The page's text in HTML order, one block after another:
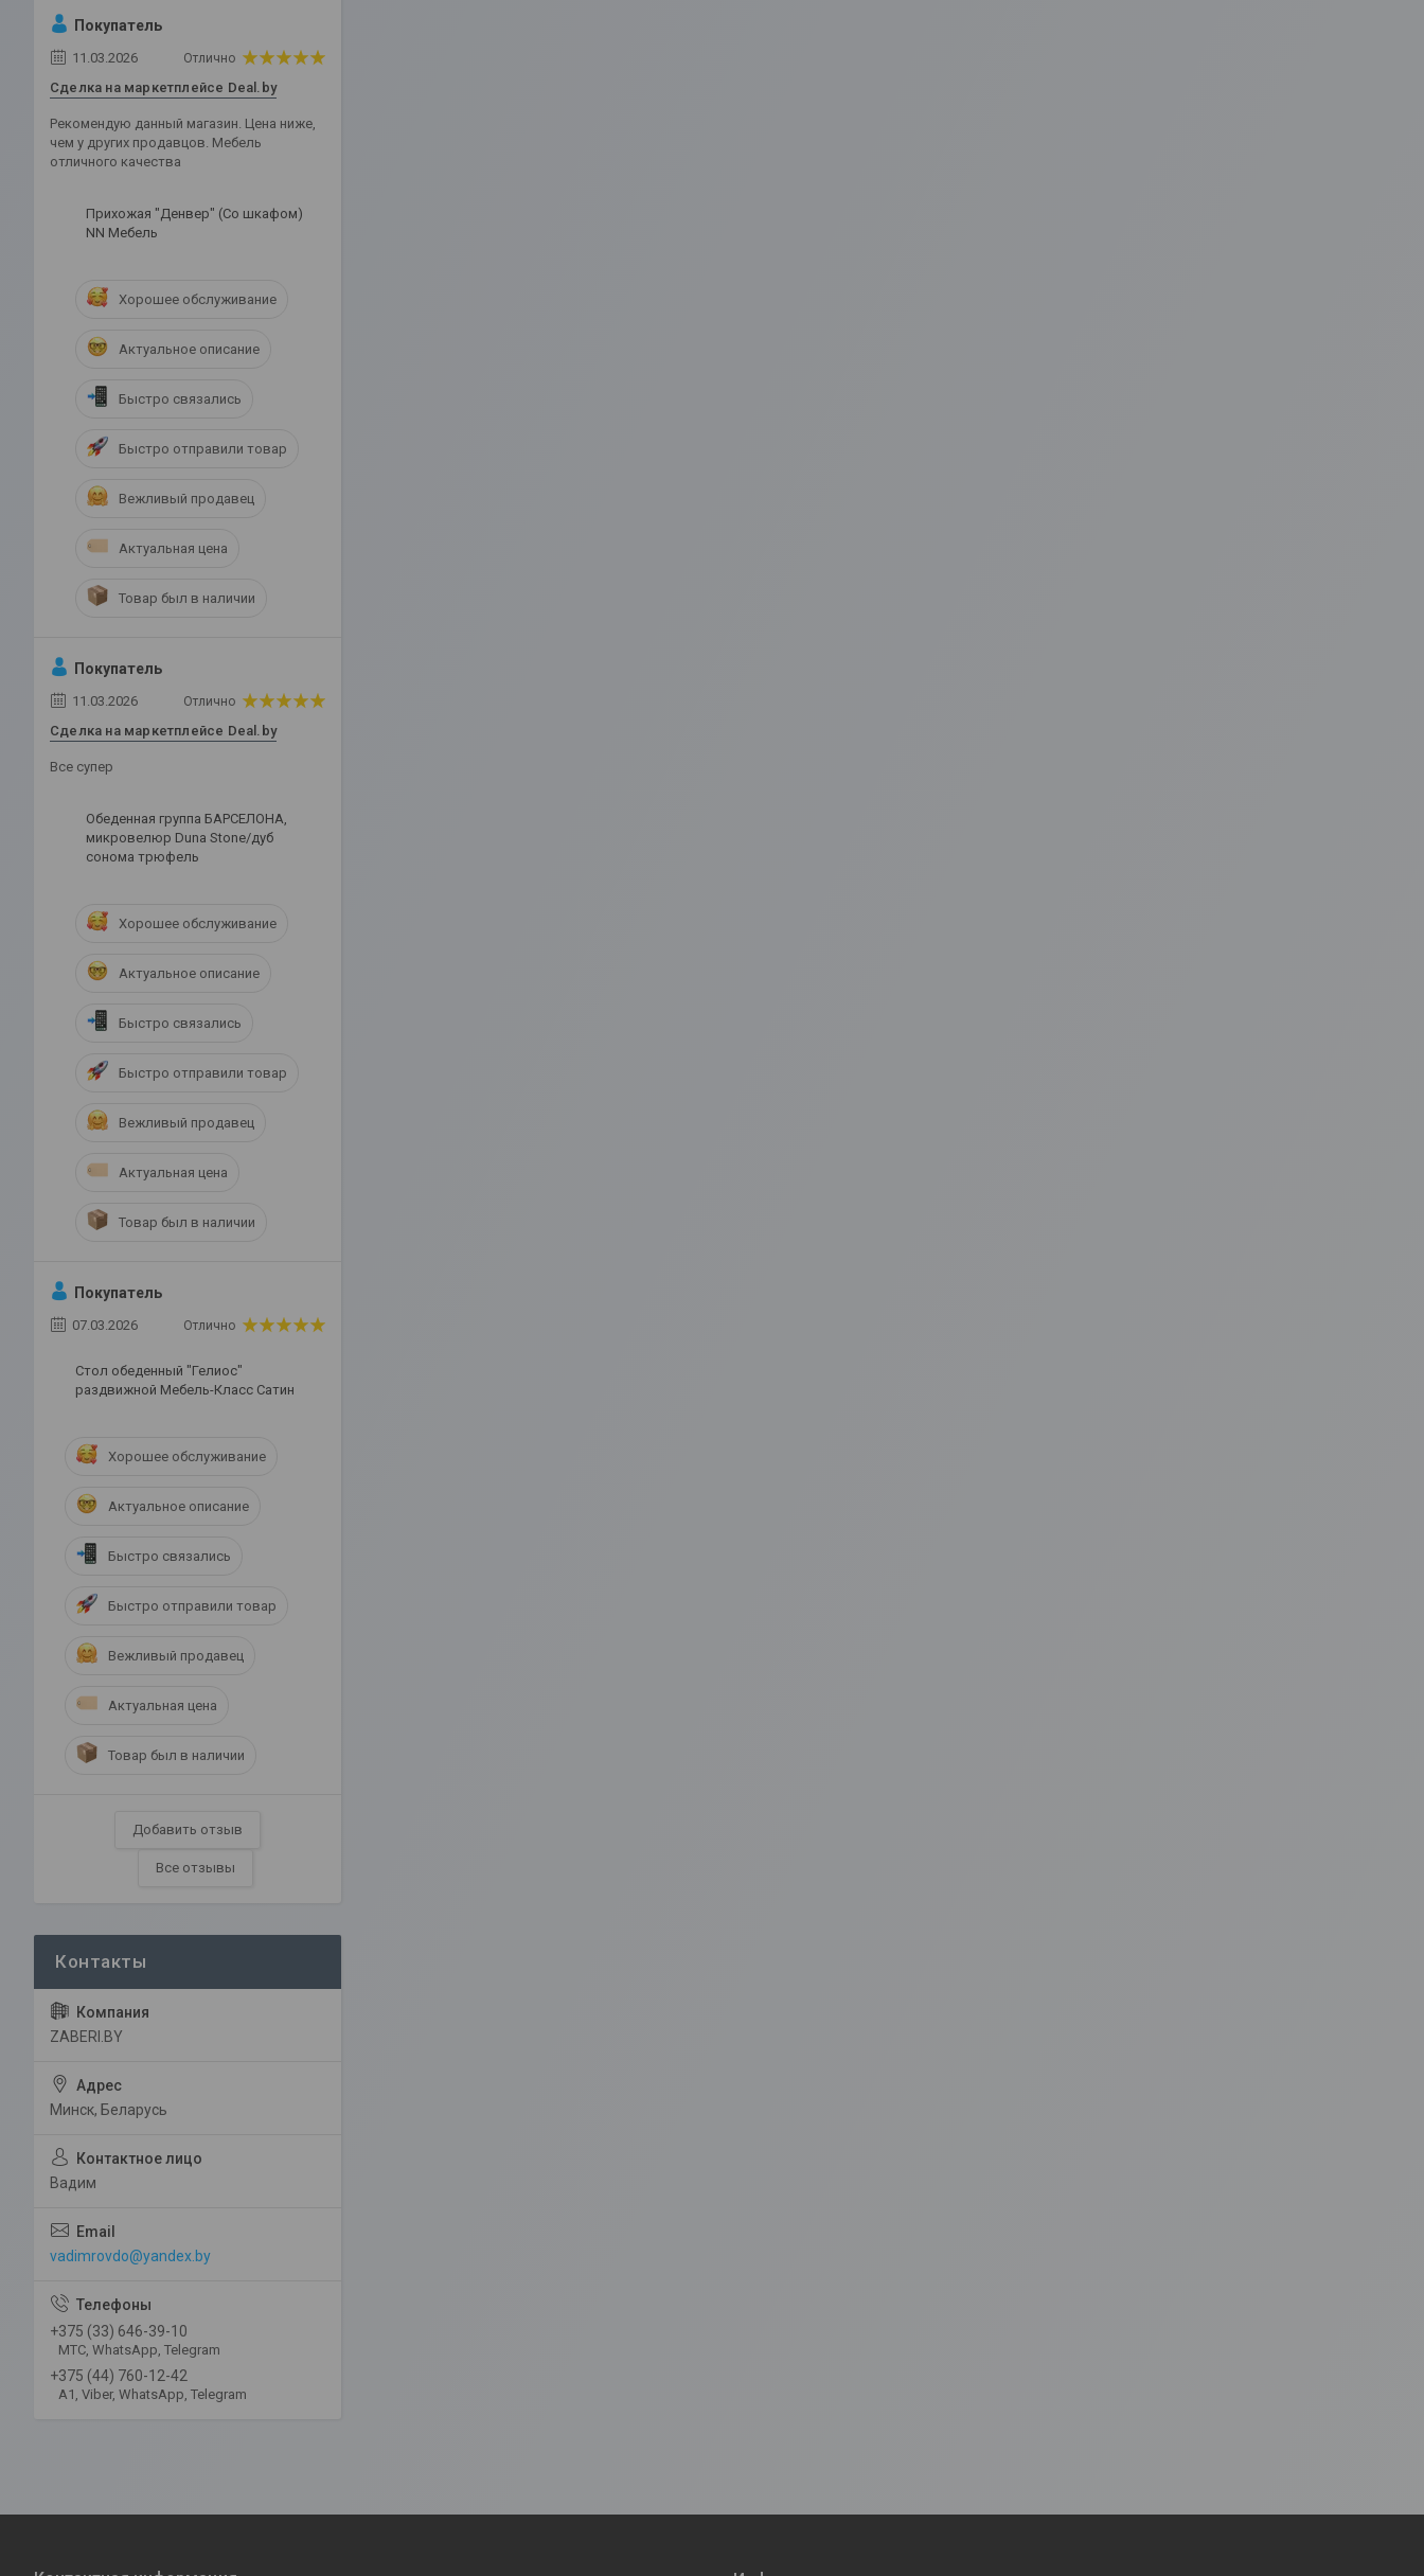
Покупатель
11.03.2026 Отлично
Сделка на маркетплейсе Deal.by
Рекомендую данный магазин. Цена ниже,
чем у других продавцов. Мебель
отличного качества
Прихожая "Денвер" (Со шкафом)
NN Мебель
Хорошее обслуживание
Актуальное описание
Быстро связались
Быстро отправили товар
Вежливый продавец
Актуальная цена
Товар был в наличии
Покупатель
11.03.2026 Отлично
Сделка на маркетплейсе Deal.by
Все супер
Обеденная группа БАРСЕЛОНА,
микровелюр Duna Stone/дуб
сонома трюфель
Хорошее обслуживание
Актуальное описание
Быстро связались
Быстро отправили товар
Вежливый продавец
Актуальная цена
Товар был в наличии
Покупатель
07.03.2026 Отлично
Стол обеденный "Гелиос"
раздвижной Мебель-Класс Сатин
Хорошее обслуживание
Актуальное описание
Быстро связались
Быстро отправили товар
Вежливый продавец
Актуальная цена
Товар был в наличии
Добавить отзыв
Все отзывы
ZABERI.BY
Минск, Беларусь
Вадим
vadimrovdo@yandex.by
+375 (33) 646-39-10
МТС, WhatsApp, Telegram
+375 (44) 760-12-42
А1, Viber, WhatsApp, Telegram